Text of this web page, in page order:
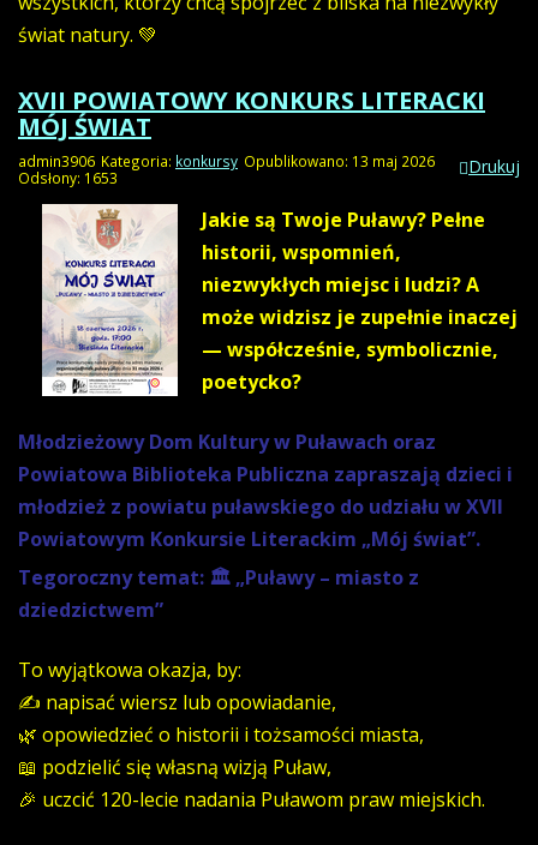
świat natury. 💚
XVII POWIATOWY KONKURS LITERACKI
MÓJ ŚWIAT
Drukuj
admin3906 Kategoria: konkursy Opublikowano: 13 maj 2026
Odsłony: 1653
Jakie są Twoje Puławy? Pełne
historii, wspomnień,
niezwykłych miejsc i ludzi? A
może widzisz je zupełnie inaczej
— współcześnie, symbolicznie,
poetycko?
Młodzieżowy Dom Kultury w Puławach oraz
Powiatowa Biblioteka Publiczna zapraszają dzieci i
młodzież z powiatu puławskiego do udziału w XVII
Powiatowym Konkursie Literackim „Mój świat”.
Tegoroczny temat: 🏛️ „Puławy – miasto z
dziedzictwem”
To wyjątkowa okazja, by:
✍️ napisać wiersz lub opowiadanie,
🌿 opowiedzieć o historii i tożsamości miasta,
📖 podzielić się własną wizją Puław,
🎉 uczcić 120-lecie nadania Puławom praw miejskich.